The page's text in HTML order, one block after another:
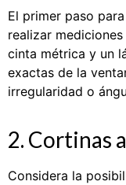
El primer paso
realizar
cinta métrica y un
exactas de la
irregularidad o
2. Cortinas
Considera la